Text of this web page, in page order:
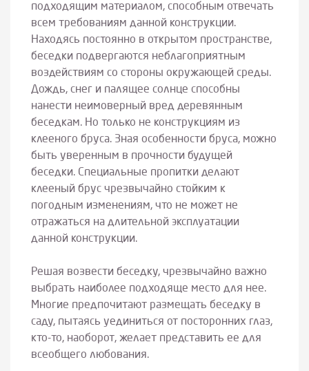
подходящим материалом, способным отвечать
всем требованиям данной конструкции.
Находясь постоянно в открытом пространстве,
беседки подвергаются неблагоприятным
воздействиям со стороны окружающей среды.
Дождь, снег и палящее солнце способны
нанести неимоверный вред деревянным
беседкам. Но только не конструкциям из
клееного бруса. Зная особенности бруса, можно
быть уверенным в прочности будущей
беседки. Специальные пропитки делают
клееный брус чрезвычайно стойким к
погодным изменениям, что не может не
отражаться на длительной эксплуатации
данной конструкции.
Решая возвести беседку, чрезвычайно важно
выбрать наиболее подходяще место для нее.
Многие предпочитают размещать беседку в
саду, пытаясь уединиться от посторонних глаз,
кто-то, наоборот, желает представить ее для
всеобщего любования.